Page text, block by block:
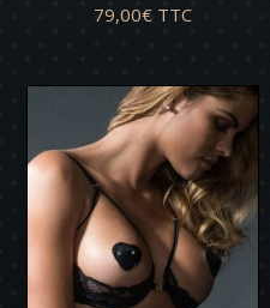
79,00€ TTC